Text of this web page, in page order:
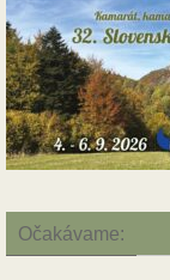
Očakávame: